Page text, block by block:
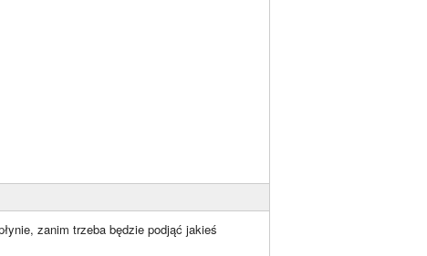
zanim trzeba będzie podjąć jakieś